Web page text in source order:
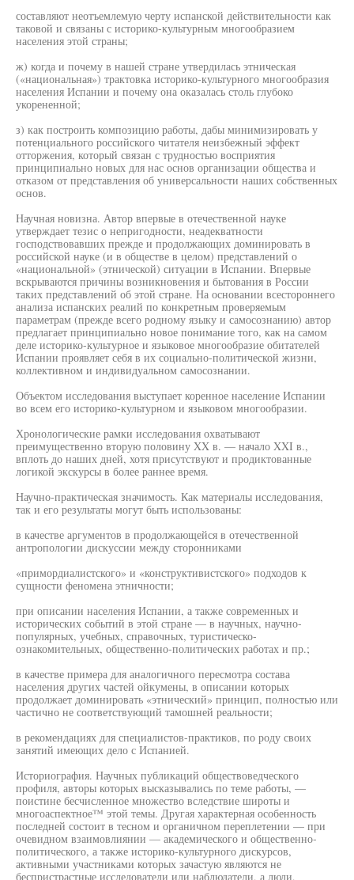
составляют неотъемлемую черту испанской действительности как
таковой и связаны с историко-культурным многообразием
населения этой страны;
ж) когда и почему в нашей стране утвердилась этническая
(«национальная») трактовка историко-культурного многообразия
населения Испании и почему она оказалась столь глубоко
укорененной;
з) как построить композицию работы, дабы минимизировать у
потенциального российского читателя неизбежный эффект
отторжения, который связан с трудностью восприятия
принципиально новых для нас основ организации общества и
отказом от представления об универсальности наших собственных
основ.
Научная новизна. Автор впервые в отечественной науке
утверждает тезис о непригодности, неадекватности
господствовавших прежде и продолжающих доминировать в
российской науке (и в обществе в целом) представлений о
«национальной» (этнической) ситуации в Испании. Впервые
вскрываются причины возникновения и бытования в России
таких представлений об этой стране. На основании всестороннего
анализа испанских реалий по конкретным проверяемым
параметрам (прежде всего родному языку и самосознанию) автор
предлагает принципиально новое понимание того, как на самом
деле историко-культурное и языковое многообразие обитателей
Испании проявляет себя в их социально-политической жизни,
коллективном и индивидуальном самосознании.
Объектом исследования выступает коренное население Испании
во всем его историко-культурном и языковом многообразии.
Хронологические рамки исследования охватывают
преимущественно вторую половину XX в. — начало XXI в.,
вплоть до наших дней, хотя присутствуют и продиктованные
логикой экскурсы в более раннее время.
Научно-практическая значимость. Как материалы исследования,
так и его результаты могут быть использованы:
в качестве аргументов в продолжающейся в отечественной
антропологии дискуссии между сторонниками
«примордиалистского» и «конструктивистского» подходов к
сущности феномена этничности;
при описании населения Испании, а также современных и
исторических событий в этой стране — в научных, научно-
популярных, учебных, справочных, туристическо-
ознакомительных, общественно-политических работах и пр.;
в качестве примера для аналогичного пересмотра состава
населения других частей ойкумены, в описании которых
продолжает доминировать «этнический» принцип, полностью или
частично не соответствующий тамошней реальности;
в рекомендациях для специалистов-практиков, по роду своих
занятий имеющих дело с Испанией.
Историография. Научных публикаций обществоведческого
профиля, авторы которых высказывались по теме работы, —
поистине бесчисленное множество вследствие широты и
многоаспектное™ этой темы. Другая характерная особенность
последней состоит в тесном и органичном переплетении — при
очевидном взаимовлиянии — академического и общественно-
политического, а также историко-культурного дискурсов,
активными участниками которых зачастую являются не
беспристрастные исследователи или наблюдатели, а люди,